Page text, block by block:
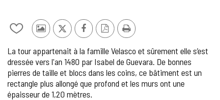
Ajouter/retirer
contenu
de
cahiers
Photos
touristes
X FacebookVersionImprimer
La tour appartenait à la famille Velasco et sûrement elle s’est
dressée vers l'an 1480 par Isabel de Guevara. De bonnes
pierres de taille et blocs dans les coins, ce bâtiment est un
rectangle plus allongé que profond et les murs ont une
épaisseur de 1,20 mètres.